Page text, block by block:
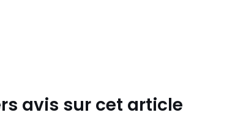
avis sur cet article